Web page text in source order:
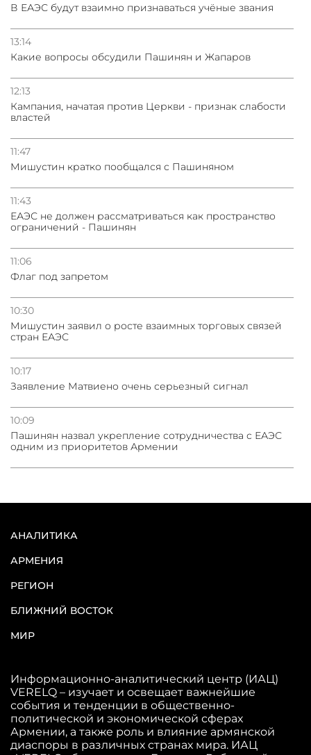
В ЕАЭС будут взаимно признаваться учёные звания
13:14
Какие вопросы обсудили Пашинян и Жапаров
12:13
Кампания, начатая против Церкви - признак слабости
властей
11:47
Мишустин кратко пообщался с Пашиняном
11:43
ЕАЭС не должен рассматриваться как пространство
ограничений - Пашинян
11:06
Флаг под запретом
10:30
Мишустин заявил о росте взаимных торговых связей
стран ЕАЭС
10:17
Заявление Матвиено очень серьезный сигнал
10:09
Пашинян назвал укрепление сотрудничества с ЕАЭС
одним из приоритетов Армении
АНАЛИТИКА
АРМЕНИЯ
РЕГИОН
БЛИЖНИЙ ВОСТОК
МИР
Информационно-аналитический центр (ИАЦ)
VERELQ – изучает и освещает важнейшие
события и тенденции в общественно-
политической и экономической сферах
Армении, а также роль и влияние армянской
диаспоры в различных странах мира. ИАЦ